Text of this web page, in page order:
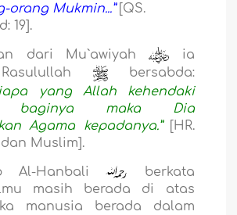
orang Mukmin...”[QS.
19].
dari Mu`awiyah
ia
bersabda:
yang Allah kehendaki
baginya maka Dia
Agama kepadanya.”[HR.
Muslim].
Al-Hanbali
berkata
masih berada di atas
manusia berada dalam